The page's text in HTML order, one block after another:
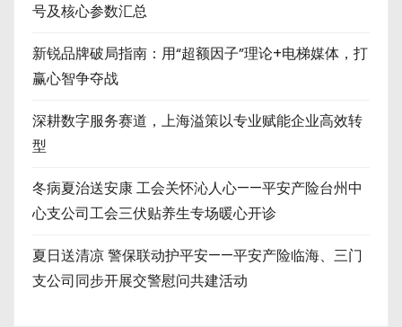
号及核心参数汇总
新锐品牌破局指南：用“超额因子”理论+电梯媒体，打
赢心智争夺战
深耕数字服务赛道，上海溢策以专业赋能企业高效转
型
冬病夏治送安康 工会关怀沁人心——平安产险台州中
心支公司工会三伏贴养生专场暖心开诊
夏日送清凉 警保联动护平安——平安产险临海、三门
支公司同步开展交警慰问共建活动